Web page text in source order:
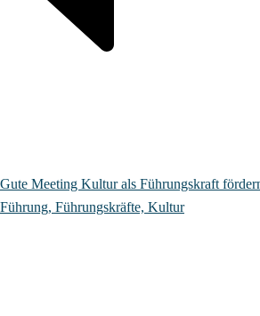
Gute Meeting Kultur als Führungskraft
Führung, Führungskräfte, Kultur